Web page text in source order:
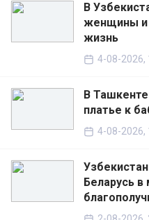
В
женщины и
жизнь
4-08-2026,
В
платье к
4-08-2026,
Беларусь